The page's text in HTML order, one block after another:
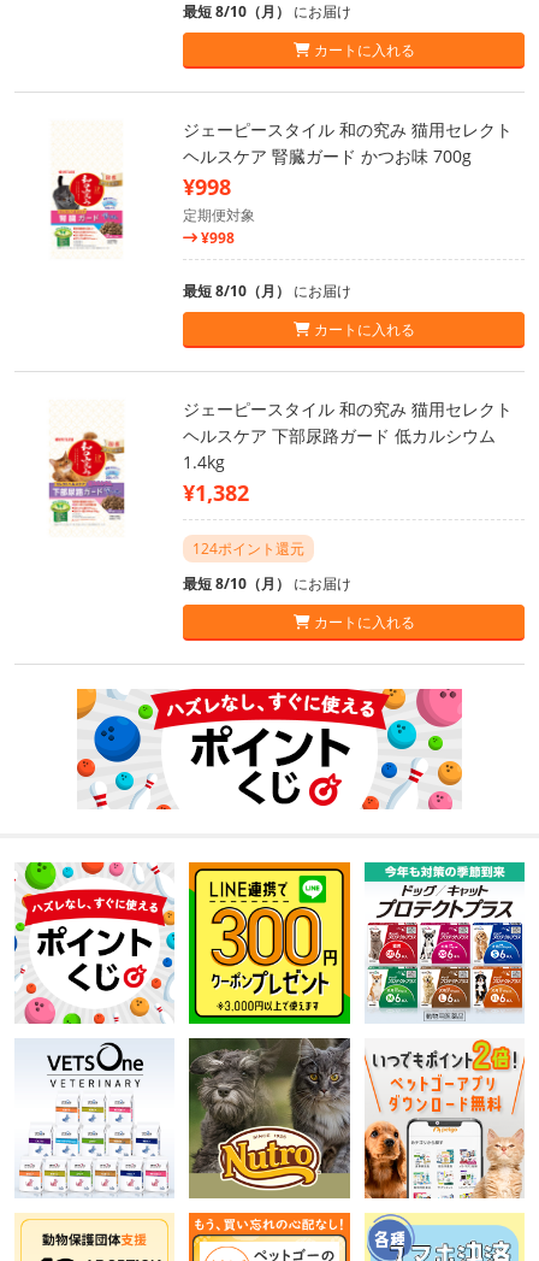
最短 8/10（月） にお届け
カートに入れる
ジェーピースタイル 和の究み 猫用セレクト
ヘルスケア 腎臓ガード かつお味 700g
¥998
定期便対象
¥998
最短 8/10（月） にお届け
カートに入れる
ジェーピースタイル 和の究み 猫用セレクト
ヘルスケア 下部尿路ガード 低カルシウム
1.4kg
¥1,382
124ポイント還元
最短 8/10（月） にお届け
カートに入れる